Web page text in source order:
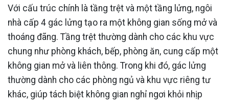
Với cấu trúc chính là tầng trệt và một tầng lửng, ngôi
nhà cấp 4 gác lửng tạo ra một không gian sống mở và
thoáng đãng. Tầng trệt thường dành cho các khu vực
chung như phòng khách, bếp, phòng ăn, cung cấp một
không gian mở và liên thông. Trong khi đó, gác lửng
thường dành cho các phòng ngủ và khu vực riêng tư
khác, giúp tách biệt không gian nghỉ ngơi khỏi nhịp